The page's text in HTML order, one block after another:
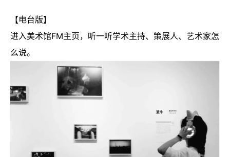
【电台版】
进入美术馆FM主页，听一听学术主持、策展人、艺术家怎
么说。